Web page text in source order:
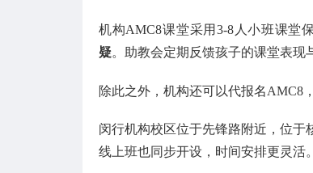
机构AMC8课堂采用3-8人小班课堂
疑。助教会定期反馈孩子的课堂表现
除此之外，机构还可以代报名AMC8
闵行机构校区位于先锋路附近，位于
线上班也同步开设，时间安排更灵活。